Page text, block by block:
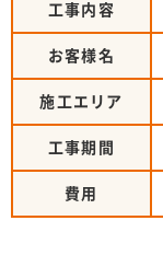
工事内容
お客様名
施工エリア
工事期間
費用